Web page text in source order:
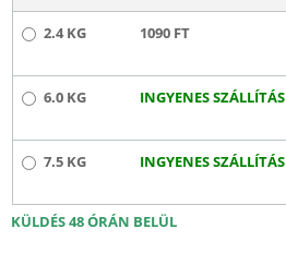
2.4 KG 1090 FT
6.0 KG INGYENES SZÁLLÍTÁS
7.5 KG INGYENES SZÁLLÍTÁS
KÜLDÉS 48 ÓRÁN BELÜL